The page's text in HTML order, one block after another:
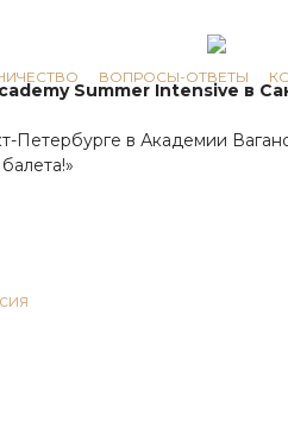
ВОПРОСЫ-ОТВЕТЫ
Summer Intensive в
Петербурге в Академии